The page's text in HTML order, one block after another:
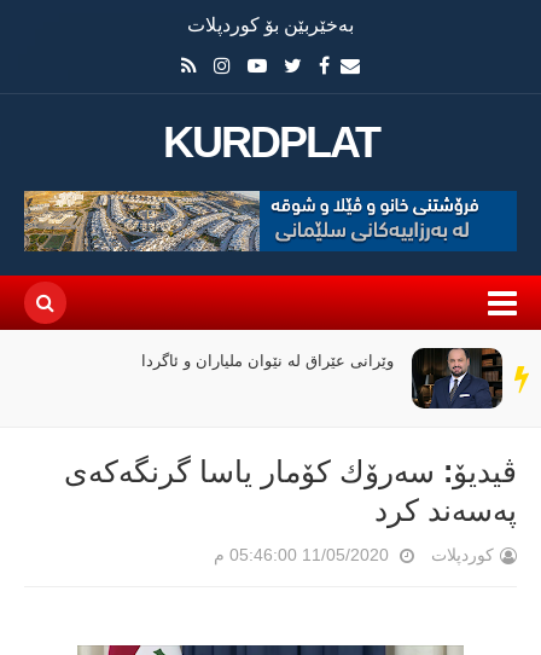
بەخێربێن بۆ کوردپلات
KURDPLAT
سەر
دێڕ
وێرانی عێراق لە نێوان ملیاران و ئاگردا
ڤیدیۆ: سەرۆك كۆمار یاسا گرنگەكەی
پەسەند كرد
کوردپلات 11/05/2020 05:46:00 م